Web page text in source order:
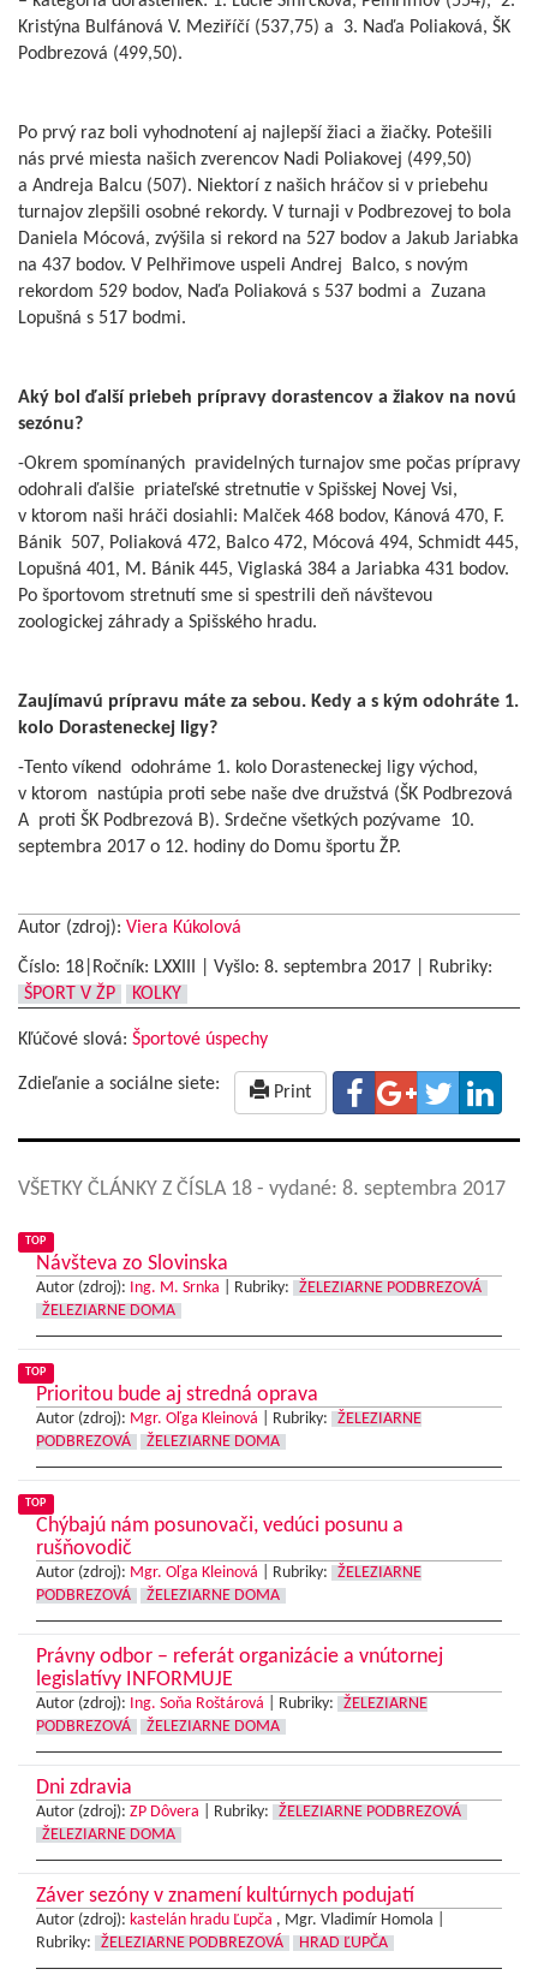
Kristýna Bulfánová V. Meziříčí (537,75) a
3. Naďa Poliaková, ŠK
Podbrezová (499,50).
Po prvý raz boli vyhodnotení aj najlepší žiaci a žiačky. Potešili
nás prvé miesta našich zverencov Nadi Poliakovej (499,50)
a Andreja Balcu (507). Niektorí z našich hráčov si v priebehu
turnajov zlepšili osobné rekordy. V turnaji v Podbrezovej to bola
Daniela Mócová, zvýšila si rekord na 527 bodov a Jakub Jariabka
na 437 bodov. V Pelhřimove uspeli Andrej Balco, s novým
rekordom 529 bodov, Naďa Poliaková s 537 bodmi a Zuzana
Lopušná s 517 bodmi.
Aký bol ďalší priebeh prípravy dorastencov a žiakov na novú
sezónu?
-Okrem spomínaných pravidelných turnajov sme počas prípravy
odohrali ďalšie priateľské stretnutie v Spišskej Novej Vsi,
v ktorom naši hráči dosiahli: Malček 468 bodov, Kánová 470, F.
Bánik 507, Poliaková 472, Balco 472, Mócová 494, Schmidt 445,
Lopušná 401, M. Bánik 445, Viglaská 384 a Jariabka 431 bodov.
Po športovom stretnutí sme si spestrili deň návštevou
zoologickej záhrady a Spišského hradu.
Zaujímavú prípravu máte za sebou. Kedy a s kým odohráte 1.
kolo Dorasteneckej ligy?
-Tento víkend odohráme 1. kolo Dorasteneckej ligy východ,
v ktorom nastúpia proti sebe naše dve družstvá (ŠK Podbrezová
A proti ŠK Podbrezová B). Srdečne všetkých pozývame 10.
septembra 2017 o 12. hodiny do Domu športu ŽP.
Autor (zdroj): Viera Kúkolová
Číslo: 18|Ročník: LXXIII | Vyšlo: 8. septembra 2017
Rubriky:
ŠPORT V ŽP
KOLKY
Kľúčové slová: Športové úspechy
Zdieľanie a sociálne siete: Print
VŠETKY ČLÁNKY Z ČÍSLA 18 - vydané: 8. septembra 2017
TOP
Návšteva zo Slovinska
Autor (zdroj): Ing. M. Srnka Rubriky:
ŽELEZIARNE PODBREZOVÁ
ŽELEZIARNE DOMA
TOP
Prioritou bude aj stredná oprava
Autor (zdroj): Mgr. Oľga Kleinová Rubriky:
ŽELEZIARNE
PODBREZOVÁ
ŽELEZIARNE DOMA
TOP
Chýbajú nám posunovači, vedúci posunu a
rušňovodič
Autor (zdroj): Mgr. Oľga Kleinová Rubriky:
ŽELEZIARNE
PODBREZOVÁ
ŽELEZIARNE DOMA
Právny odbor – referát organizácie a vnútornej
legislatívy INFORMUJE
Autor (zdroj): Ing. Soňa Roštárová Rubriky:
ŽELEZIARNE
PODBREZOVÁ
ŽELEZIARNE DOMA
Dni zdravia
Autor (zdroj): ZP Dôvera Rubriky:
ŽELEZIARNE PODBREZOVÁ
ŽELEZIARNE DOMA
Záver sezóny v znamení kultúrnych podujatí
Autor (zdroj): kastelán hradu Ľupča , Mgr. Vladimír Homola |
Rubriky:
ŽELEZIARNE PODBREZOVÁ HRAD ĽUPČA